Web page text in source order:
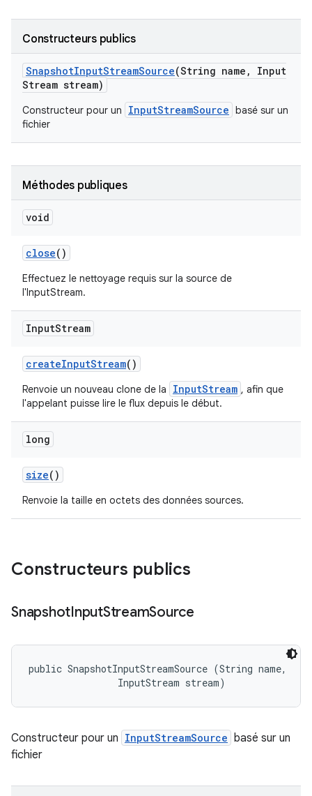
Constructeurs publics
SnapshotInputStreamSource(String name ,
Input
Stream stream)
Constructeur pour un InputStreamSource basé sur un
fichier
Méthodes publiques
void
close()
Effectuez le nettoyage requis sur la source de
l'InputStream.
InputStream
createInputStream()
Renvoie un nouveau clone de la InputStream , afin que
l'appelant puisse lire le flux depuis le début.
long
size()
Renvoie la taille en octets des données sources.
Constructeurs publics
SnapshotInputStreamSource
public SnapshotInputStreamSource (String name,
                InputStream stream)
Constructeur pour un InputStreamSource basé sur un
fichier